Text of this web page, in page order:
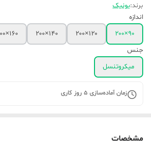
برند:یونیک
اندازه
۹۰×۲۰۰
۱۲۰×۲۰۰ ۱۴۰×۲۰۰ ۱۶۰×۲۰۰
جنس
میکروتنسل
زمان آماده‌سازی 5 روز کاری
مشخصات